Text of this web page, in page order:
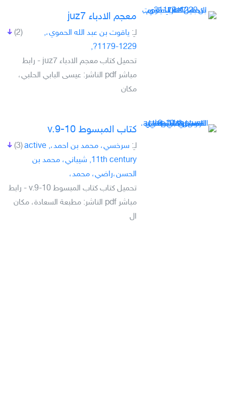
معجم الادباء juz7
(2) لـِ: ياقوت بن عبد الله الحموي،,
1229-1179?,
تحميل كتاب معجم الادباء juz7 - رابط
مباشر pdf الناشر: عيسى البابي الحلبي،
مكان
كتاب المبسوط v.9-10
(3) لـِ:
سرخسي، محمد بن احمد،, active
11th century, شيباني، محمد بن
الحسن،راضي، محمد،
تحميل كتاب كتاب المبسوط v.9-10 - رابط
مباشر pdf الناشر: مطبعة السعادة، مكان
ال